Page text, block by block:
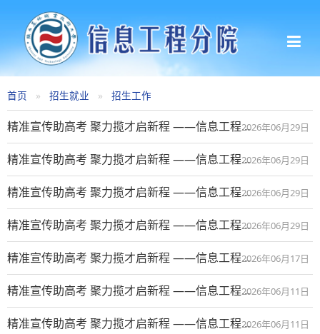
首页 招生就业 招生工作
精准宣传助高考 聚力揽才启新程 ——信息工程学院赴咸阳彩虹中学开展招生宣传工作（八）
2026年06月29日
精准宣传助高考 聚力揽才启新程 ——信息工程学院赴乾县一中开展招生宣传工作（七）
2026年06月29日
精准宣传助高考 聚力揽才启新程 ——信息工程学院赴兴平西郊中学开展招生宣传工作（六）
2026年06月29日
精准宣传助高考 聚力揽才启新程 ——信息工程学院赴三原南郊中学开展招生宣传工作（五）
2026年06月29日
精准宣传助高考 聚力揽才启新程 ——信息工程学院赴咸阳师范学院开展招生宣传工作（四）
2026年06月17日
精准宣传助高考 聚力揽才启新程 ——信息工程学院赴兴平高考考点开展招生宣传工作（一）
2026年06月11日
精准宣传助高考 聚力揽才启新程 ——信息工程学院赴乾县高考考点开展招生宣传工作（三）
2026年06月11日